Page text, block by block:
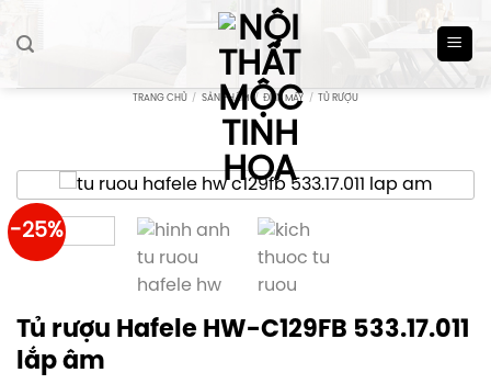
TRANG CHỦ / SẢN PHẨM / ĐIỆN MÁY / TỦ RƯỢU
-25%
Tủ rượu Hafele HW-C129FB 533.17.011
lắp âm